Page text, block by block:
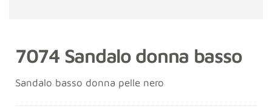
7074 Sandalo donna basso
Sandalo basso donna pelle nero